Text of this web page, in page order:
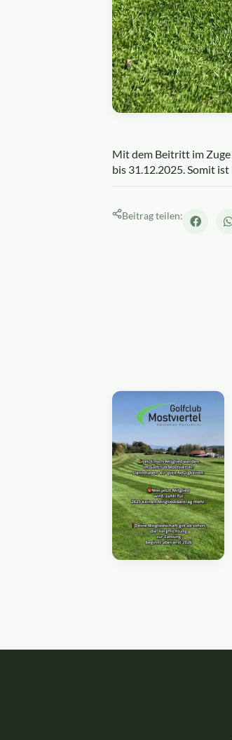
Mit dem Beitritt im
bis 31.12.2025. Somit
Beitrag teilen: